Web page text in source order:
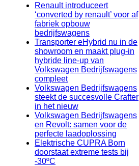
Renault introduceert
‘converted by renault’ voor af
fabriek opbouw
bedrijfswagens
Transporter eHybrid nu in de
showroom en maakt plug-in
hybride line-up van
Volkswagen Bedrijfswagens
compleet
Volkswagen Bedrijfswagens
steekt de succesvolle Crafter
in het nieuw
Volkswagen Bedrijfswagens
en Revolt: samen voor de
perfecte laadoplossing
Elektrische CUPRA Born
doorstaat extreme tests bij
-30ºC